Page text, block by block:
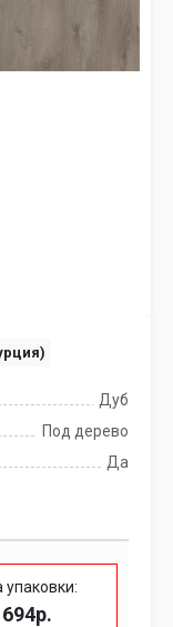
Дуб
Под дерево
Да
упаковки: